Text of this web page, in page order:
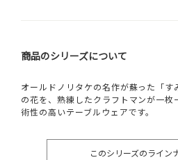
商品のシリーズについて
オールドノリタケの名作が蘇った「
の花を、熟練したクラフトマンが一
術性の高いテーブルウェアです。
このシリーズのライン